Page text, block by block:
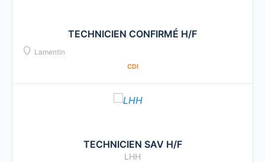
TECHNICIEN CONFIRMÉ H/F
Lamentin
CDI
TECHNICIEN SAV H/F
LHH